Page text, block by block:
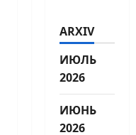
ARXIV
ИЮЛЬ
2026
ИЮНЬ
2026